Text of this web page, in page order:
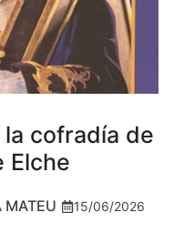
cofradía de
Elche
MATEU 15/06/2026